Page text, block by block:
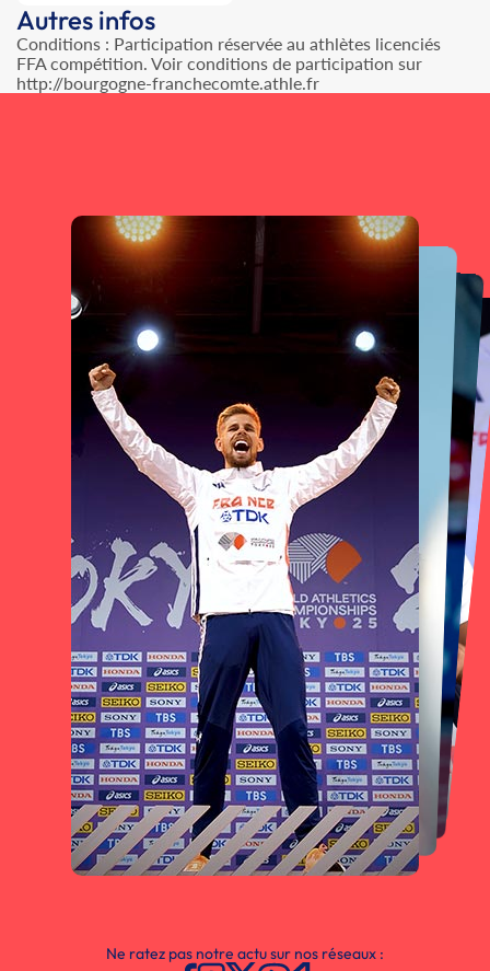
Autres infos
Conditions : Participation réservée au athlètes licenciés
FFA compétition. Voir conditions de participation sur
http://bourgogne-franchecomte.athle.fr
Ne ratez pas notre actu sur nos réseaux :